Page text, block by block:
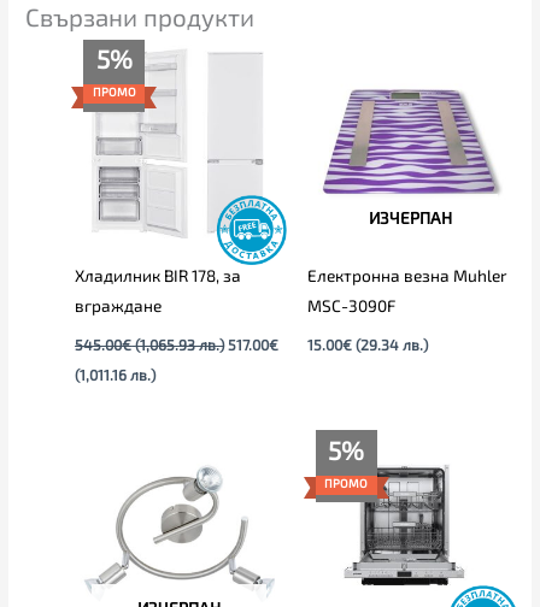
Свързани продукти
5%
ПРОМО
Хладилник BIR 178, за
вграждане
545.00€ (1,065.93 лв.) 517.00€
(1,011.16 лв.)
Текущата
цена
е:
517.00€
(1,011.16
ИЗЧЕРПАН
Електронна везна Muhler
MSC-3090F
15.00€ (29.34 лв.)
5%
ПРОМО
е:
366.00€
(715.83
лв.).